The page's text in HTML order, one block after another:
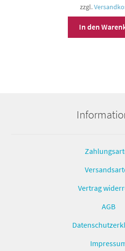
zzgl.
In den
Vertrag
AGB